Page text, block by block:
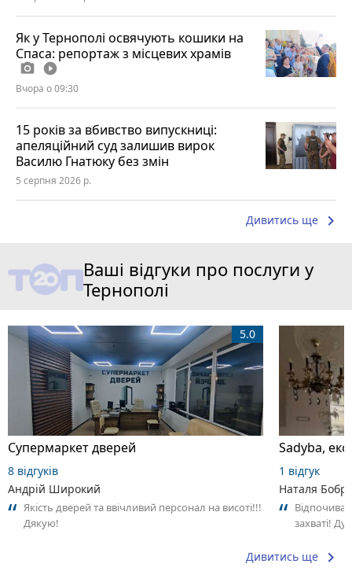
Як у Тернополі освячують кошики на
Спаса: репортаж з місцевих храмів
photo_camera play_circle_filled
Вчора о 09:30
15 років за вбивство випускниці:
апеляційний суд залишив вирок
Василю Гнатюку без змін
5 серпня 2026 р.
Дивитись ще keyboard_arrow_right
Ваші відгуки про послуги у
Тернополі
Супермаркет дверей
5.0
8 відгуків
Андрій Широкий
Якість дверей та ввічливий персонал на висоті!!!
Дякую!
Sadyba,
1 відгук
Наталя
захваті!
Дивитись ще keyboard_arrow_right